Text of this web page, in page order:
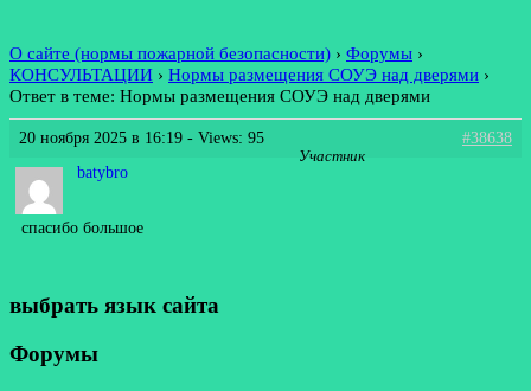
О сайте (нормы пожарной безопасности) › Форумы ›
КОНСУЛЬТАЦИИ › Нормы размещения СОУЭ над дверями ›
Ответ в теме: Нормы размещения СОУЭ над дверями
20 ноября 2025 в 16:19 - Views: 95
#38638
batybro
Участник
спасибо большое
выбрать язык сайта
Форумы